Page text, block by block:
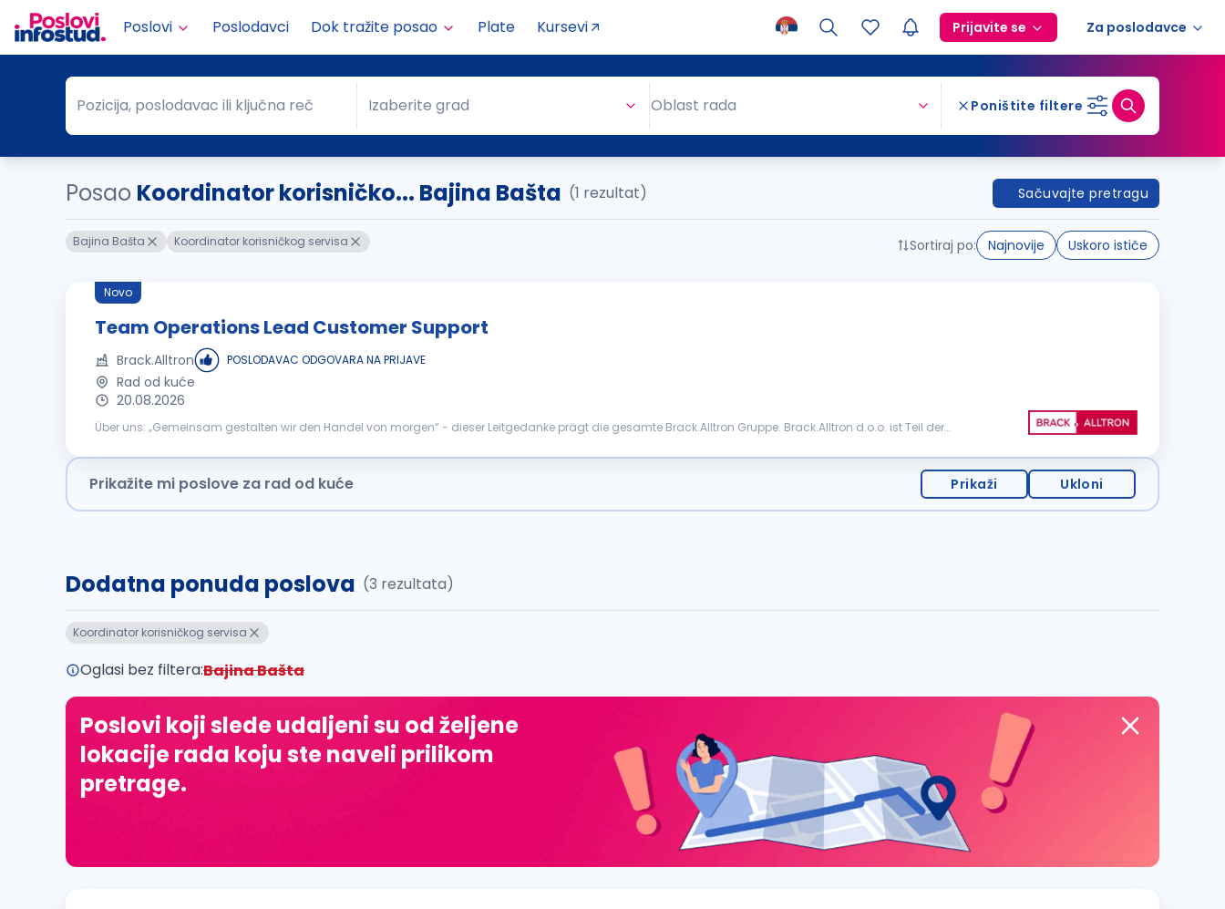
Poslovi Poslodavci Dok tražite posao Plate Kursevi Prijavite se Za poslodavce
Pozicija, poslodavac ili ključna reč
Pozicija, poslodavac ili ključna reč Grad
Izaberite grad Oblast rada Poništite filtere
Posao Koordinator korisničko... Bajina Bašta (1 rezultat) Sačuvajte pretragu
Bajina Bašta Koordinator korisničkog servisa Sortiraj po: Najnovije Uskoro ističe
Novo
Team Operations Lead Customer Support
Brack.Alltron POSLODAVAC ODGOVARA NA PRIJAVE
Rad od kuće
20.08.2026
Über uns: „Gemeinsam gestalten wir den Handel von morgen“ - dieser Leitgedanke prägt die gesamte Brack.Alltron Gruppe. Brack.Alltron d.o.o. ist Teil der
Prikažite mi poslove za rad od kuće Prikaži Ukloni
Dodatna ponuda poslova (3 rezultata)
Koordinator korisničkog servisa
Oglasi bez filtera:Bajina Bašta
Poslovi koji slede udaljeni su od željene
lokacije rada koju ste naveli prilikom
pretrage.